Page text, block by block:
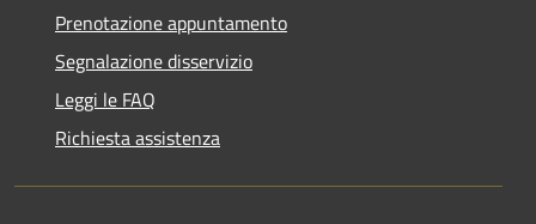
Prenotazione appuntamento
Segnalazione disservizio
Leggi le FAQ
Richiesta assistenza